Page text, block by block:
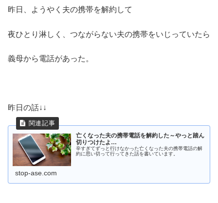
昨日、ようやく夫の携帯を解約して
夜ひとり淋しく、つながらない夫の携帯をいじっていたら
義母から電話があった。
昨日の話↓↓
亡くなった夫の携帯電話を解約した～やっと踏ん
切りつけたよ…
辛すぎてずっと行けなかった亡くなった夫の携帯電話の解
約に思い切って行ってきた話を書いています。
stop-ase.com